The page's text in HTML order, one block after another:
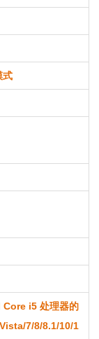
式
Core i5 处理器的
7/8/8.1/10/1